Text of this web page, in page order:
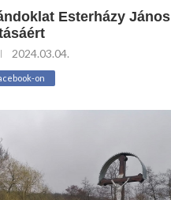
Esterházy János
2024.03.04.
on